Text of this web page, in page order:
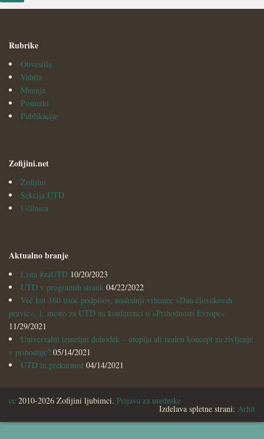
Rubrike
Obvestila
Vabila
Mnenja
Posnetki
Publikacije
Zofijini.net
Zofijini
Sekcija UTD
Učilnica
Aktualno branje
Lista #zaUTD 10/20/2023
UTD v programih strank 04/22/2022
Več kot 160 tisoč podpisov, naslednji vrhunec »Dan človekovih
pravic«, 1. mesto za UTD na konferenci o »Prihodnosti Evrope«
11/29/2021
Univerzalni temeljni dohodek – utopija ali realen koncept za življenje
v prihodnje? 05/14/2021
UTD in prekarnost 04/14/2021
cc 2010-2026 Zofijini ljubimci. Prijava za urednike
Izdelava spletne strani: Arhit